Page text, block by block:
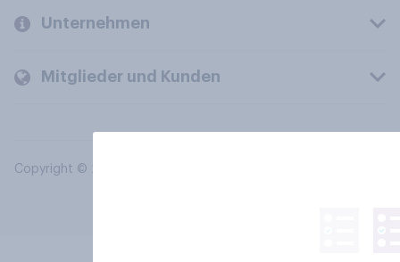
Unternehmen
Mitglieder und Kunden
Copyright © 2026 YouGov PLC. Alle Rechte vorbehalten.